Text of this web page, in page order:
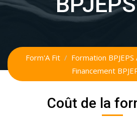
Form'A Fit / Formation
Financement
Coût de la